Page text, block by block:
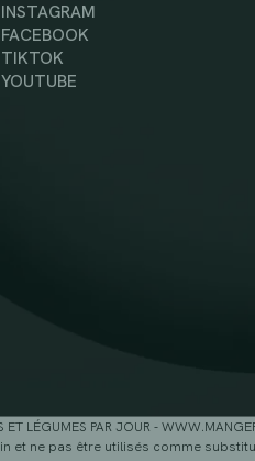
INSTAGRAM
FACEBOOK
TIKTOK
YOUTUBE
ET LÉGUMES PAR JOUR -
ne pas être utilisés comme